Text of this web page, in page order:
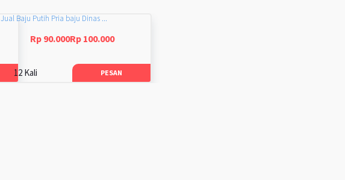
Jual Baju Putih Pria baju Dinas ...
Rp 90.000Rp 100.000
12 Kali PESAN